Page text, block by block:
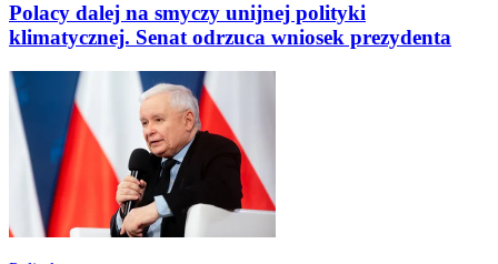
Polacy dalej na smyczy unijnej polityki
klimatycznej. Senat odrzuca wniosek prezydenta